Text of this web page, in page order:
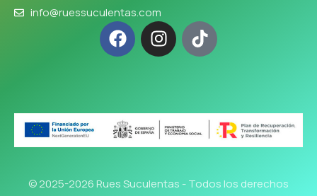
info@ruessuculentas.com
© 2025-2026 Rues Suculentas - Todos los derechos